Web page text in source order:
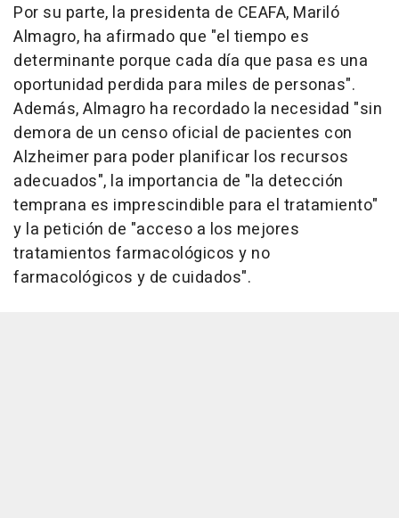
Por su parte, la presidenta de CEAFA, Mariló
Almagro, ha afirmado que "el tiempo es
determinante porque cada día que pasa es una
oportunidad perdida para miles de personas".
Además, Almagro ha recordado la necesidad "sin
demora de un censo oficial de pacientes con
Alzheimer para poder planificar los recursos
adecuados", la importancia de "la detección
temprana es imprescindible para el tratamiento"
y la petición de "acceso a los mejores
tratamientos farmacológicos y no
farmacológicos y de cuidados".